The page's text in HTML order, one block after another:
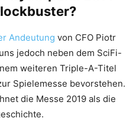
Andeutung von CFO Piotr
jedoch neben dem SciFi-
weiteren Triple-A-Titel
Spielemesse bevorstehen.
die Messe 2019 als die